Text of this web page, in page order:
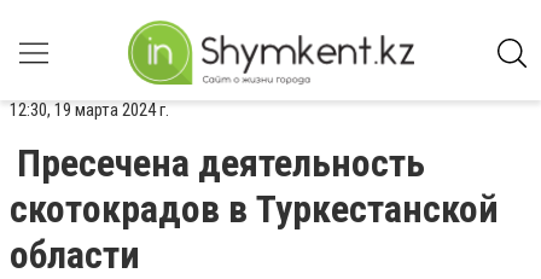
12:30, 19 марта 2024 г.
Пресечена деятельность
скотокрадов в Туркестанской
области